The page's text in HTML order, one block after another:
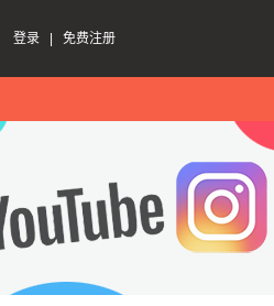
登录 免费注册